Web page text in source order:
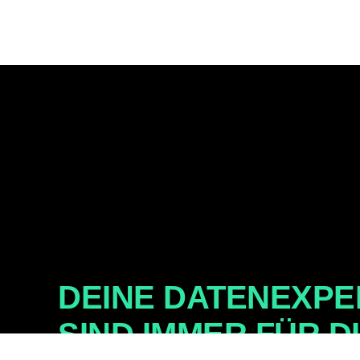
DEINE
SIND IMMER FÜR